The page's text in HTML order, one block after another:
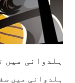
ہلدوانی میں